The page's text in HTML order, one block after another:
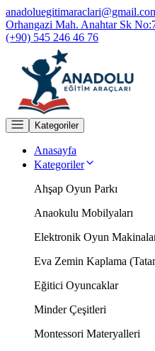
Orhangazi Mah. Anahtar Sk
(+90) 545 246 46 76
Kategoriler
Anasayfa
Kategoriler
Ahşap Oyun Parkı
Anaokulu Mobilyaları
Elektronik Oyun
Eva Zemin Kaplama
Eğitici Oyuncaklar
Minder Çeşitleri
Montessori Materyalleri